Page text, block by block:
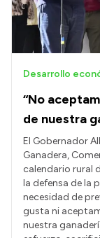
“No
de nuestra
Desarrollo
El Gobernador
Ganadera,
calendario rural
la defensa de la
necesidad de
gusta ni
nuestra